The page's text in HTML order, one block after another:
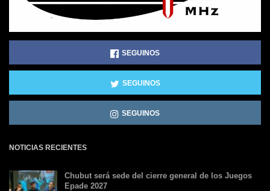
SEGUINOS
SEGUINOS
SEGUINOS
NOTICIAS RECIENTES
Chubut será sede del cierre general de los Juegos
Epade 2027